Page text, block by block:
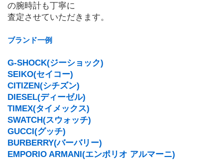
の腕時計も丁寧に
査定させていただきます。
ブランド一例
G-SHOCK(ジーショック)
SEIKO(セイコー)
CITIZEN(シチズン)
DIESEL(ディーゼル)
TIMEX(タイメックス)
SWATCH(スウォッチ)
GUCCI(グッチ)
BURBERRY(バーバリー)
EMPORIO ARMANI(エンポリオ アルマーニ)